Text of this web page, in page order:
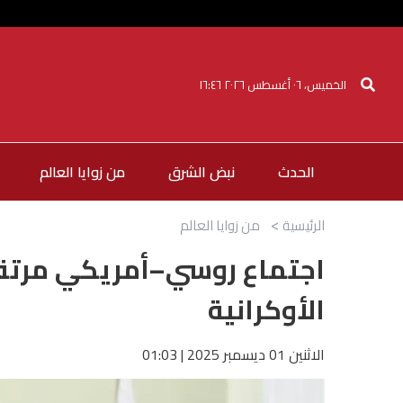
الخميس، ٠٦ أغسطس ٢٠٢٦ ١٦:٤٦
الحدث نبض الشرق من زوايا العالم
الرئيسية من زوايا العالم
اجتماع روسي–أمريكي
الأوكرانية
الاثنين 01 ديسمبر 2025 | 01:03